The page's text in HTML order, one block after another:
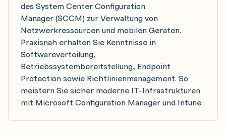
des System Center Configuration
Manager (SCCM) zur Verwaltung von
Netzwerkressourcen und mobilen Geräten.
Praxisnah erhalten Sie Kenntnisse in
Softwareverteilung,
Betriebssystembereitstellung, Endpoint
Protection sowie Richtlinienmanagement. So
meistern Sie sicher moderne IT-Infrastrukturen
mit Microsoft Configuration Manager und Intune.